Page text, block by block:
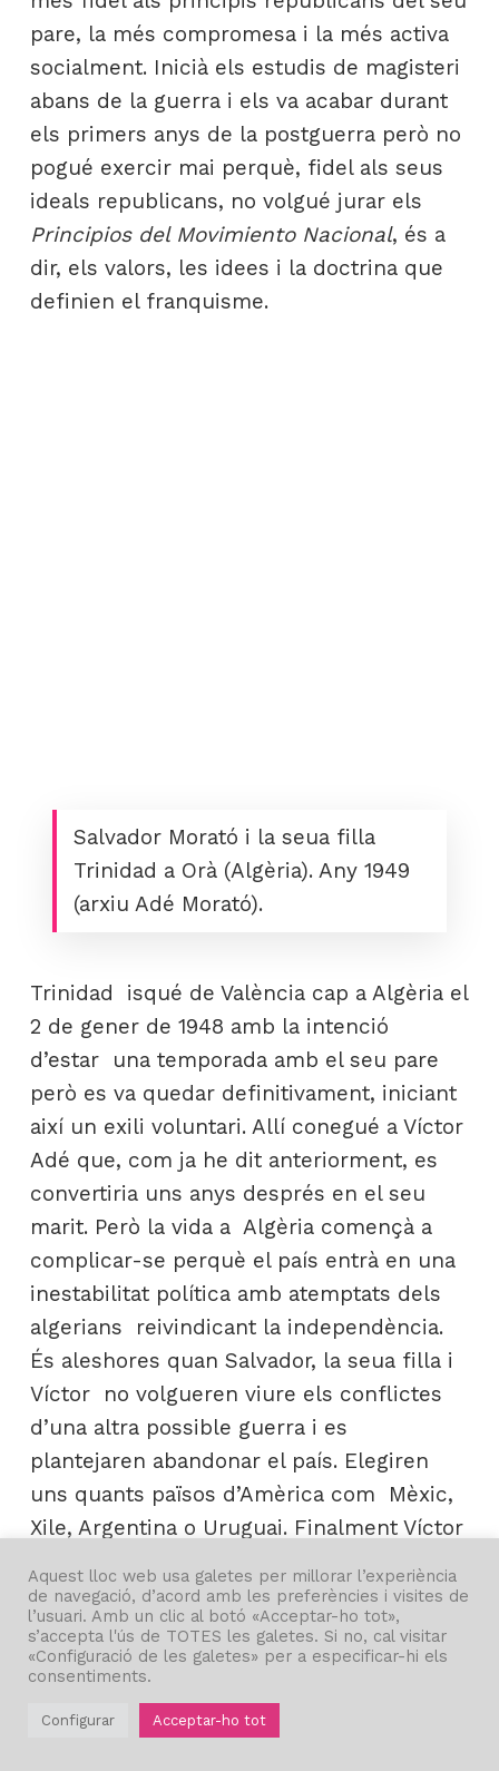
pare, la més compromesa i la més activa
socialment. Inicià els estudis de magisteri
abans de la guerra i els va acabar durant
els primers anys de la postguerra però no
pogué exercir mai perquè, fidel als seus
ideals republicans, no volgué jurar els
Principios del Movimiento Nacional, és a
dir, els valors, les idees i la doctrina que
definien el franquisme.
Salvador Morató i la seua filla
Trinidad a Orà (Algèria). Any 1949
(arxiu Adé Morató).
Trinidad isqué de València cap a Algèria el
2 de gener de 1948 amb la intenció
d’estar una temporada amb el seu pare
però es va quedar definitivament, iniciant
així un exili voluntari. Allí conegué a Víctor
Adé que, com ja he dit anteriorment, es
convertiria uns anys després en el seu
marit. Però la vida a Algèria començà a
complicar-se perquè el país entrà en una
inestabilitat política amb atemptats dels
algerians reivindicant la independència.
És aleshores quan Salvador, la seua filla i
Víctor no volgueren viure els conflictes
d’una altra possible guerra i es
plantejaren abandonar el país. Elegiren
uns quants països d’Amèrica com Mèxic,
Xile, Argentina o Uruguai. Finalment Víctor
perquè ho tenien més fàcil per aconseguir
la documentació ja que comptava amb
l’ajuda dels americans amb els quals
país estable, tolerant en qüestions
Aquest lloc web usa galetes per millorar l’experiència
de navegació, d’acord amb les preferències i visites de
l’usuari. Amb un clic al botó «Acceptar-ho tot»,
s’accepta l'ús de TOTES les galetes. Si no, cal visitar
«Configuració de les galetes» per a especificar-hi els
consentiments.
Configurar Acceptar-ho tot